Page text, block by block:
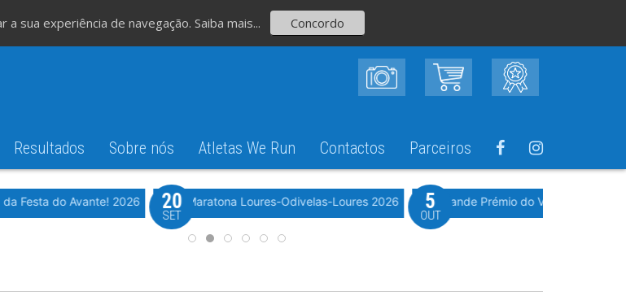
Resultados Sobre nós Atletas We Run Contactos Parceiros
Evento WeTiming
da Festa do Avante! 2026 Meia Maratona Loures-Odivelas-Loures 2026
20
SET
10º Grande Prémio do Vale Grande
5
OUT
a sua experiência de navegação. Saiba mais... Concordo